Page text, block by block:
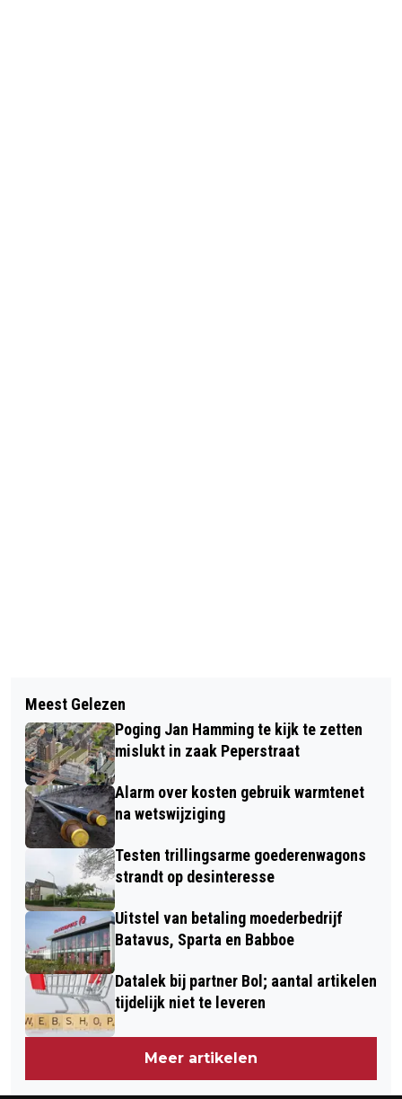
VEEL MEER VERGIFTIGINGEN DOOR
ILLEGALE AFSLANKMIDDELEN
RVS ADVISEERT TWEEDE KAMER
TEGEN VERBOD OP VOORRANG
STATUSHOUDERS
Meest Gelezen
Poging Jan Hamming te kijk te zetten
mislukt in zaak Peperstraat
Alarm over kosten gebruik warmtenet
na wetswijziging
Testen trillingsarme goederenwagons
strandt op desinteresse
Uitstel van betaling moederbedrijf
Batavus, Sparta en Babboe
Datalek bij partner Bol; aantal artikelen
tijdelijk niet te leveren
Meer artikelen